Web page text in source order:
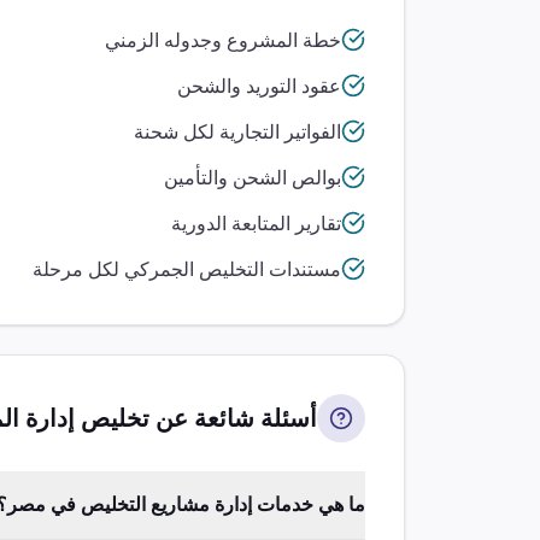
خطة المشروع وجدوله الزمني
عقود التوريد والشحن
الفواتير التجارية لكل شحنة
بوالص الشحن والتأمين
تقارير المتابعة الدورية
مستندات التخليص الجمركي لكل مرحلة
أسئلة شائعة عن تخليص إدارة
ما هي خدمات إدارة مشاريع التخليص في